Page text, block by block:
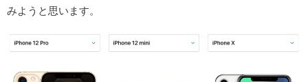
みようと思います。